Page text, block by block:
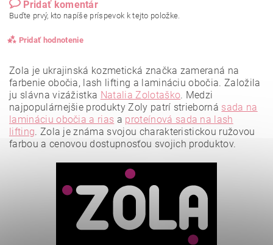
Pridať komentár
Buďte prvý, kto napíše príspevok k tejto položke.
Pridať hodnotenie
Vložením hodnotenie súhlasíte s podmienkami ochrany
Zola je ukrajinská kozmetická značka zameraná na
farbenie obočia, lash lifting a lamináciu obočia. Založila
ju slávna vizážistka Natalia Zolotaško. Medzi
najpopulárnejšie produkty Zoly patrí strieborná sada na
lamináciu obočia a rias a proteínová sada na lash
lifting. Zola je známa svojou charakteristickou ružovou
farbou a cenovou dostupnosťou svojich produktov.